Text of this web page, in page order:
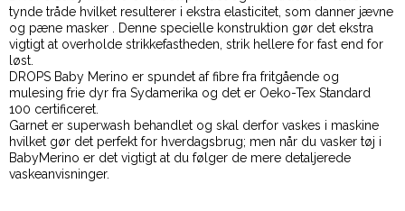
tynde tråde hvilket resulterer i ekstra elasticitet, som danner jævne
og pæne masker . Denne specielle konstruktion gør det ekstra
vigtigt at overholde strikkefastheden, strik hellere for fast end for
løst.
DROPS Baby Merino er spundet af fibre fra fritgående og
mulesing frie dyr fra Sydamerika og det er Oeko-Tex Standard
100 certificeret.
Garnet er superwash behandlet og skal derfor vaskes i maskine
hvilket gør det perfekt for hverdagsbrug; men når du vasker tøj i
BabyMerino er det vigtigt at du følger de mere detaljerede
vaskeanvisninger.